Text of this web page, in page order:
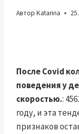
Автор Katarina
После Covid
поведения у
скоростью.:
году, и эта
признаков